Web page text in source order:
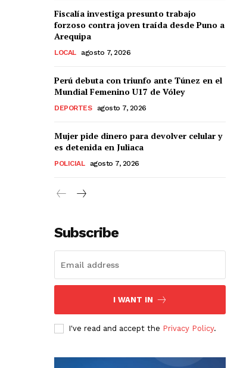
Fiscalía investiga presunto trabajo
forzoso contra joven traída desde Puno a
Arequipa
LOCAL agosto 7, 2026
Perú debuta con triunfo ante Túnez en el
Mundial Femenino U17 de Vóley
DEPORTES agosto 7, 2026
Mujer pide dinero para devolver celular y
es detenida en Juliaca
POLICIAL agosto 7, 2026
Subscribe
I WANT IN
I've read and accept the Privacy Policy.